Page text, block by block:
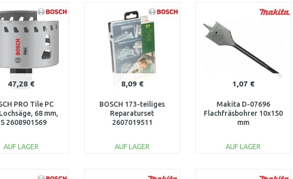
Vergleichen Vergleichen
47,28 €
PRO Tile PC
68 mm,
2608901569
AUF LAGER
8,09 €
BOSCH 173-teiliges
Reparaturset
2607019511
AUF LAGER
1,07 €
Makita D-07696
Flachfräsbohrer 10x150
mm
AUF LAGER